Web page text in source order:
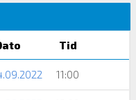
Tid
11:00